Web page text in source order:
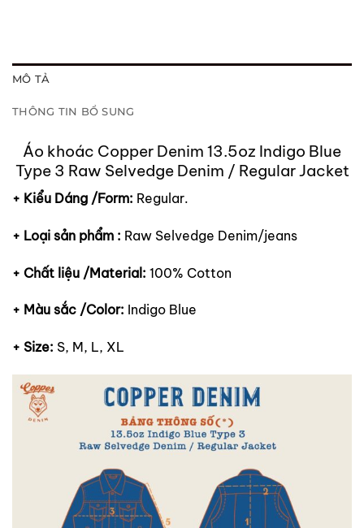
MÔ TẢ
THÔNG TIN BỔ SUNG
Áo khoác Copper Denim 13.5oz Indigo Blue
Type 3 Raw Selvedge Denim / Regular Jacket
+ Kiểu Dáng /Form: Regular.
+ Loại sản phẩm : Raw Selvedge Denim/jeans
+ Chất liệu /Material: 100% Cotton
+ Màu sắc /Color: Indigo Blue
+ Size: S, M, L, XL